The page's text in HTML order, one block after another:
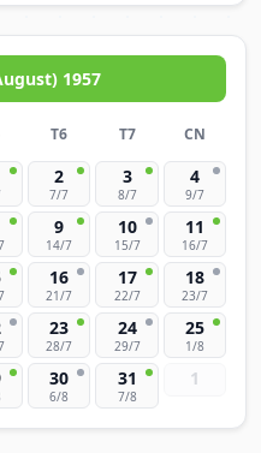
1957
T6 T7 CN
2
7/7
3
8/7
4
9/7
9
14/7
10
15/7
11
16/7
16
21/7
17
22/7
18
23/7
23
28/7
24
29/7
25
1/8
30
6/8
31
7/8
1